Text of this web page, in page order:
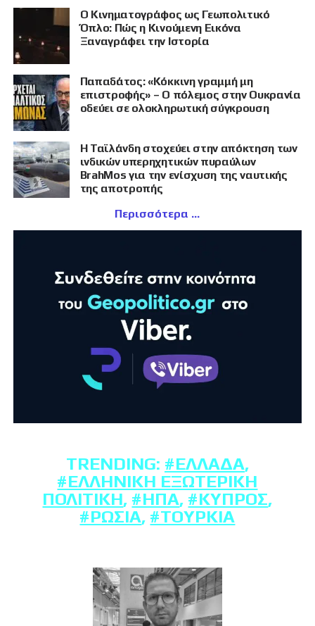
Ο Κινηματογράφος ως Γεωπολιτικό
Όπλο: Πώς η Κινούμενη Εικόνα
Ξαναγράφει την Ιστορία
Παπαδάτος: «Κόκκινη γραμμή μη
επιστροφής» – Ο πόλεμος στην Ουκρανία
οδεύει σε ολοκληρωτική σύγκρουση
Η Ταϊλάνδη στοχεύει στην απόκτηση των
ινδικών υπερηχητικών πυραύλων
BrahMos για την ενίσχυση της ναυτικής
της αποτροπής
Περισσότερα
TRENDING: #ΕΛΛΆΔΑ,
#ΕΛΛΗΝΙΚΉ ΕΞΩΤΕΡΙΚΉ
ΠΟΛΙΤΙΚΉ, #ΗΠΑ, #ΚΎΠΡΟΣ,
#ΡΩΣΊΑ, #ΤΟΥΡΚΊΑ